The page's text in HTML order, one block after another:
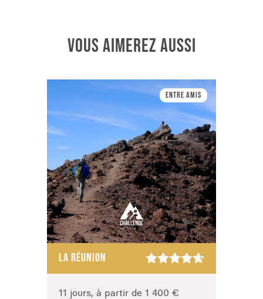
VOUS AIMEREZ AUSSI
Entre amis
LA RÉUNION
11 jours, à partir de 1 400 €